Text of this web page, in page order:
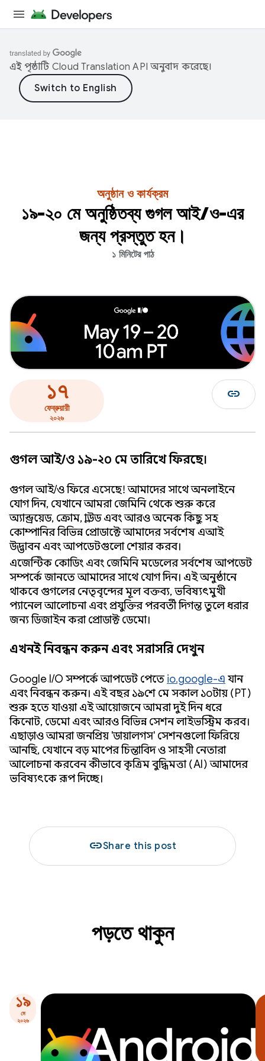
এই পৃষ্ঠাটি Cloud Translation API অনুবাদ করেছে।
অনুষ্ঠান ও কার্যক্রম
১৯-২০ মে অনুষ্ঠিতব্য গুগল আই/ও-এর
জন্য প্রস্তুত হন।
১ মিনিটের পাঠ
১৭
ফেব্রুয়ারী
২০২৬
link
গুগল আই/ও ১৯-২০ মে তারিখে ফিরছে।
গুগল আই/ও ফিরে এসেছে! আমাদের সাথে অনলাইনে
যোগ দিন, যেখানে আমরা জেমিনি থেকে শুরু করে
অ্যান্ড্রয়েড, ক্রোম, ক্লাউড এবং আরও অনেক কিছু সহ
কোম্পানির বিভিন্ন প্রোডাক্টে আমাদের সর্বশেষ এআই
উদ্ভাবন এবং আপডেটগুলো শেয়ার করব।
এজেন্টিক কোডিং এবং জেমিনি মডেলের সর্বশেষ আপডেট
সম্পর্কে জানতে আমাদের সাথে যোগ দিন। এই অনুষ্ঠানে
থাকবে গুগলের নেতৃবৃন্দের মূল বক্তব্য, ভবিষ্যৎমুখী
প্যানেল আলোচনা এবং প্রযুক্তির পরবর্তী দিগন্ত তুলে ধরার
জন্য ডিজাইন করা প্রোডাক্ট ডেমো।
এখনই নিবন্ধন করুন এবং সরাসরি দেখুন
Google I/O সম্পর্কে আপডেট পেতে io.google-এ যান
এবং নিবন্ধন করুন। এই বছর ১৯শে মে সকাল ১০টায় (PT)
শুরু হতে যাওয়া এই আয়োজনে আমরা দুই দিন ধরে
কিনোট, ডেমো এবং আরও বিভিন্ন সেশন লাইভস্ট্রিম করব।
এছাড়াও আমরা জনপ্রিয় 'ডায়ালগস' সেশনগুলো ফিরিয়ে
আনছি, যেখানে বড় মাপের চিন্তাবিদ ও সাহসী নেতারা
আলোচনা করবেন কীভাবে কৃত্রিম বুদ্ধিমত্তা (AI) আমাদের
ভবিষ্যৎকে রূপ দিচ্ছে।
linkShare this post
পড়তে থাকুন
১৯
মে
২০২৬